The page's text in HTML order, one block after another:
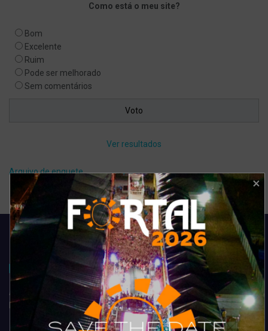
Como está o meu site?
Bom
Excelente
Ruim
Pode ser melhorado
Sem comentários
Ver resultados
Arquivo de enquete
Acompanhe todas as novidades do entretenimento na região de
Fortaleza. Dicas, promoções, coberturas exclusivas e muito mais.